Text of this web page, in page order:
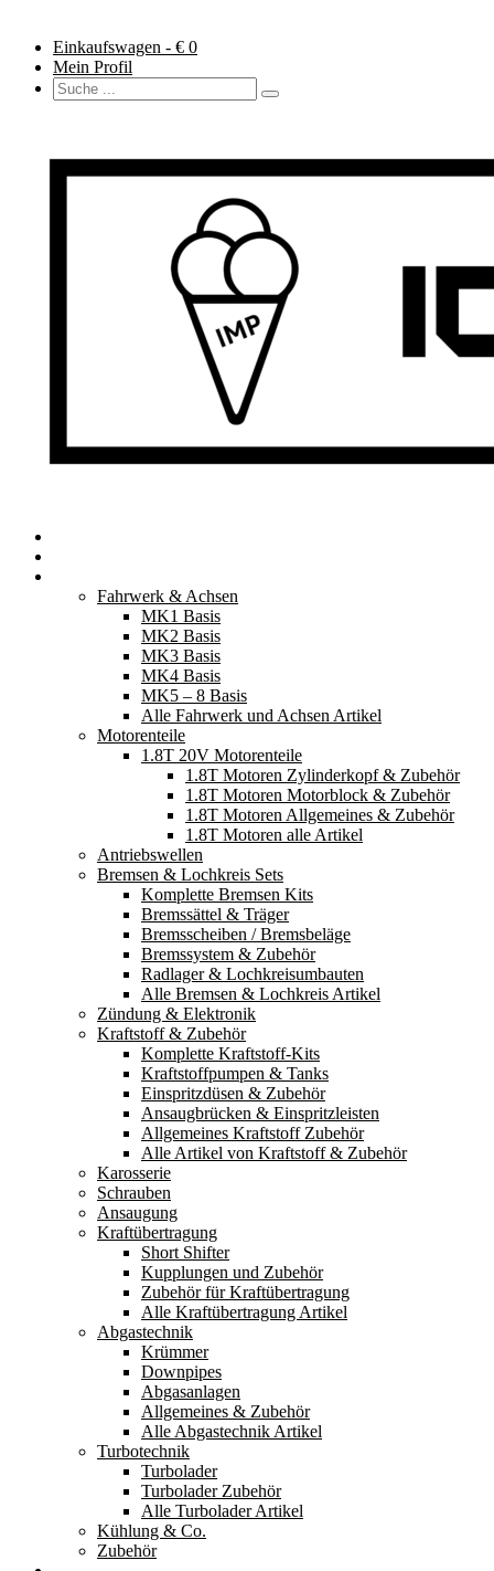
Einkaufswagen - € 0
Mein Profil
Fahrwerk & Achsen
MK1 Basis
MK2 Basis
MK3 Basis
MK4 Basis
MK5 – 8 Basis
Alle Fahrwerk und Achsen Artikel
Motorenteile
1.8T 20V Motorenteile
1.8T Motoren Zylinderkopf & Zubehör
1.8T Motoren Motorblock & Zubehör
1.8T Motoren Allgemeines & Zubehör
1.8T Motoren alle Artikel
Antriebswellen
Bremsen & Lochkreis Sets
Komplette Bremsen Kits
Bremssättel & Träger
Bremsscheiben / Bremsbeläge
Bremssystem & Zubehör
Radlager & Lochkreisumbauten
Alle Bremsen & Lochkreis Artikel
Zündung & Elektronik
Kraftstoff & Zubehör
Komplette Kraftstoff-Kits
Kraftstoffpumpen & Tanks
Einspritzdüsen & Zubehör
Ansaugbrücken & Einspritzleisten
Allgemeines Kraftstoff Zubehör
Alle Artikel von Kraftstoff & Zubehör
Karosserie
Schrauben
Ansaugung
Kraftübertragung
Short Shifter
Kupplungen und Zubehör
Zubehör für Kraftübertragung
Alle Kraftübertragung Artikel
Abgastechnik
Krümmer
Downpipes
Abgasanlagen
Allgemeines & Zubehör
Alle Abgastechnik Artikel
Turbotechnik
Turbolader
Turbolader Zubehör
Alle Turbolader Artikel
Kühlung & Co.
Zubehör